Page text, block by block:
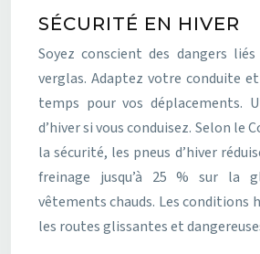
SÉCURITÉ EN HIVER
Soyez conscient des dangers
verglas. Adaptez votre conduite
temps pour vos déplacements.
d’hiver si vous conduisez. Selon le
la sécurité, les pneus d’hiver
freinage jusqu’à 25 % sur la
vêtements chauds. Les conditions
les routes glissantes et